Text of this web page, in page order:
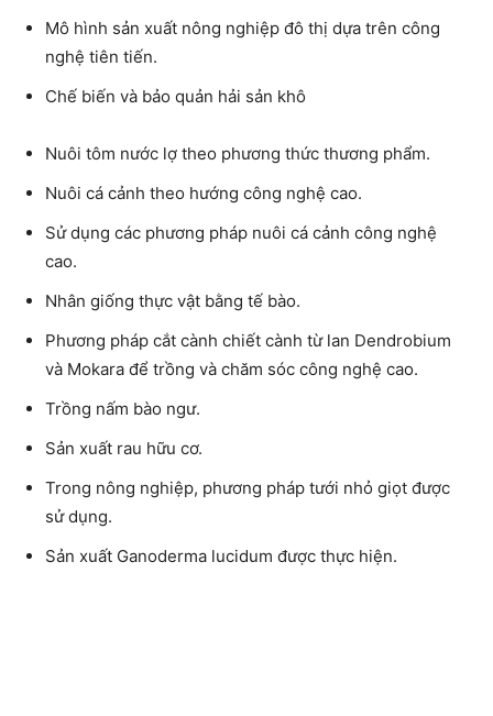
Mô hình sản xuất nông nghiệp đô thị dựa trên công
nghệ tiên tiến.
Chế biến và bảo quản hải sản khô
Nuôi tôm nước lợ theo phương thức thương phẩm.
Nuôi cá cảnh theo hướng công nghệ cao.
Sử dụng các phương pháp nuôi cá cảnh công nghệ
cao.
Nhân giống thực vật bằng tế bào.
Phương pháp cắt cành chiết cành từ lan Dendrobium
và Mokara để trồng và chăm sóc công nghệ cao.
Trồng nấm bào ngư.
Sản xuất rau hữu cơ.
Trong nông nghiệp, phương pháp tưới nhỏ giọt được
sử dụng.
Sản xuất Ganoderma lucidum được thực hiện.